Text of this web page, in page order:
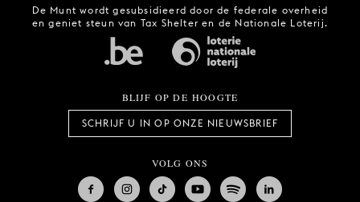
De Munt wordt gesubsidieerd door de federale overheid
en geniet steun van Tax Shelter en de Nationale Loterij.
BLIJF OP DE HOOGTE
SCHRIJF U IN OP ONZE NIEUWSBRIEF
VOLG ONS